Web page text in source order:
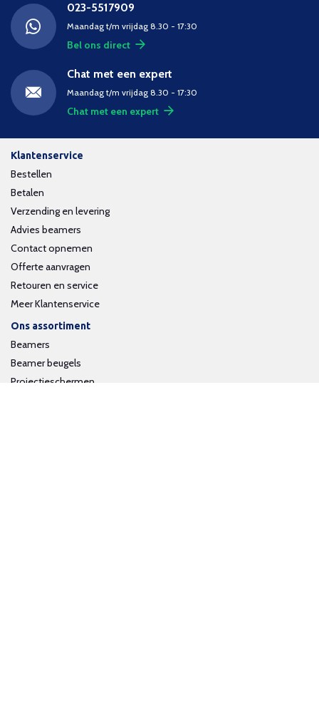
023-5517909
Maandag t/m vrijdag 8.30 - 17:30
Bel ons direct
Chat met een expert
Maandag t/m vrijdag 8.30 - 17:30
Chat met een expert
Klantenservice
Bestellen
Betalen
Verzending en levering
Advies beamers
Contact opnemen
Offerte aanvragen
Retouren en service
Meer Klantenservice
Ons assortiment
Beamers
Beamer beugels
Projectieschermen